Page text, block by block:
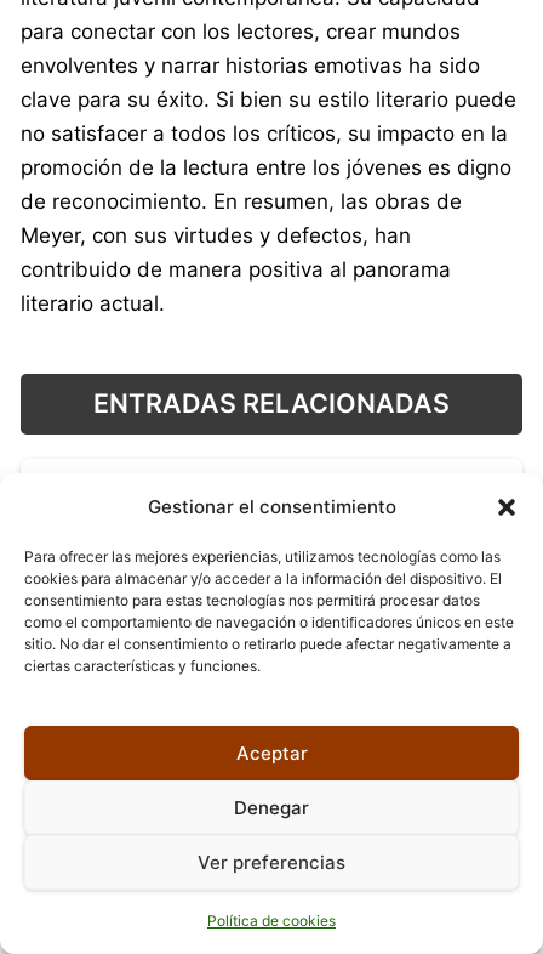
Gestionar el consentimiento
Para ofrecer las mejores experiencias, utilizamos tecnologías como las
cookies para almacenar y/o acceder a la información del dispositivo. El
consentimiento para estas tecnologías nos permitirá procesar datos
como el comportamiento de navegación o identificadores únicos en este
sitio. No dar el consentimiento o retirarlo puede afectar negativamente a
ciertas características y funciones.
Aceptar
Denegar
Ver preferencias
Política de cookies
para conectar con los lectores, crear mundos
envolventes y narrar historias emotivas ha sido
clave para su éxito. Si bien su estilo literario puede
no satisfacer a todos los críticos, su impacto en la
promoción de la lectura entre los jóvenes es digno
de reconocimiento. En resumen, las obras de
Meyer, con sus virtudes y defectos, han
contribuido de manera positiva al panorama
literario actual.
ENTRADAS RELACIONADAS
Libros de Shari Lapena
Libros de Rebecca Yarros